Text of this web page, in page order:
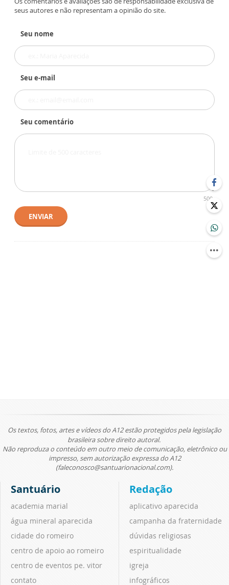
seus autores e não representam a opinião do site.
Seu nome
Seu e-mail
Seu comentário
500
ENVIAR
Os textos, fotos, artes e vídeos do A12 estão protegidos pela legislação
brasileira sobre direito autoral.
Não reproduza o conteúdo em outro meio de comunicação, eletrônico ou
impresso, sem autorização expressa do A12
(faleconosco@santuarionacional.com).
Santuário
academia marial
água mineral aparecida
cidade do romeiro
centro de apoio ao romeiro
centro de eventos pe. vitor
contato
Redação
aplicativo aparecida
campanha da fraternidade
dúvidas religiosas
espiritualidade
igreja
infográficos